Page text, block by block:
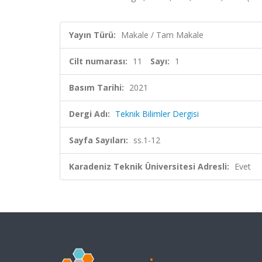
Yayın Türü: Makale / Tam Makale
Cilt numarası: 11 Sayı: 1
Basım Tarihi: 2021
Dergi Adı: Teknik Bilimler Dergisi
Sayfa Sayıları: ss.1-12
Karadeniz Teknik Üniversitesi Adresli: Evet